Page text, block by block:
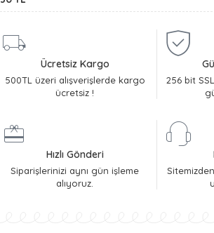
Ücretsiz Kargo
500TL üzeri alışverişlerde kargo
ücretsiz !
256 bit
Hızlı Gönderi
Siparişlerinizi aynı gün işleme
alıyoruz.